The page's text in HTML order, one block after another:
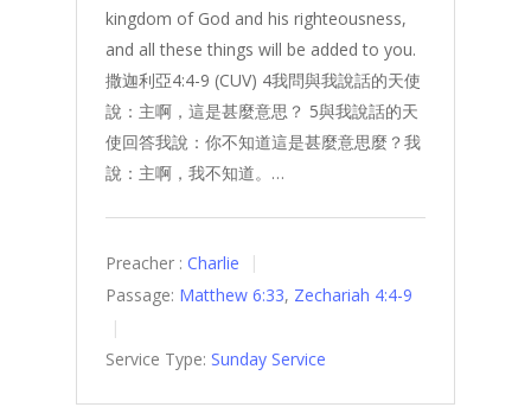
kingdom of God and his righteousness,
and all these things will be added to you.
撒迦利亞4:4-9 (CUV) 4我問與我說話的天使
說：主啊，這是甚麼意思？ 5與我說話的天
使回答我說：你不知道這是甚麼意思麼？我
說：主啊，我不知道。…
Preacher : Charlie
Passage: Matthew 6:33, Zechariah 4:4-9
Service Type: Sunday Service